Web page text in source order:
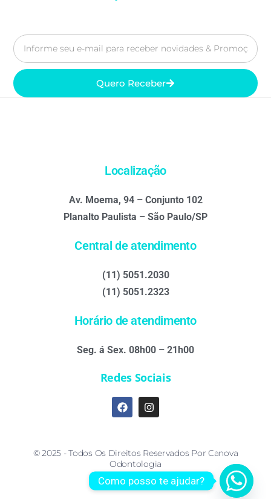
Quero Receber
Localização
Av. Moema, 94 – Conjunto 102
Planalto Paulista – São Paulo/SP
Central de atendimento
(11) 5051.2030
(11) 5051.2323
Horário de atendimento
Seg. á Sex. 08h00 – 21h00
Redes Sociais
© 2025 - Todos Os Direitos Reservados Por Canova
Odontologia
Como posso te ajudar?